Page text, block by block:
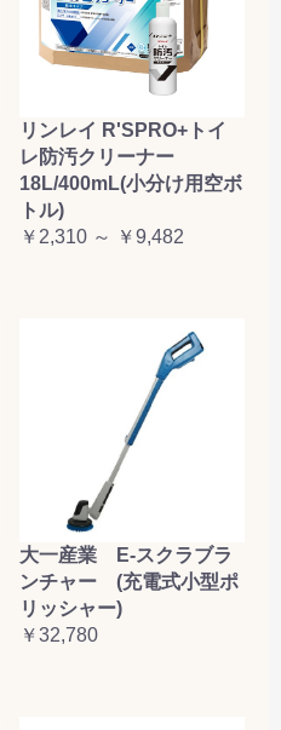
リンレイ R'SPRO+トイ
レ防汚クリーナー
18L/400mL(小分け用空ボ
トル)
￥2,310 ～ ￥9,482
大一産業 E-スクラブラ
ンチャー (充電式小型ポ
リッシャー)
￥32,780